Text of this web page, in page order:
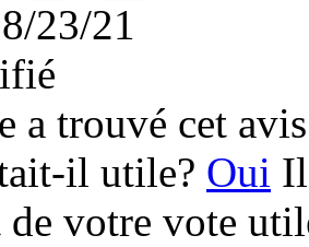
23/21
a trouvé cet
il utile? Oui
votre vote